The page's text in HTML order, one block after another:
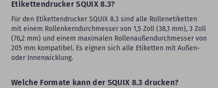
Etikettendrucker SQUIX 8.3?
Für den Etikettendrucker SQUIX 8.3 sind alle Rollenetiketten
mit einem Rollenkerndurchmesser von 1,5 Zoll (38,1 mm), 3 Zoll
(76,2 mm) und einem maximalen Rollenaußendurchmesser von
205 mm kompatibel. Es eignen sich alle Etiketten mit Außen-
oder Innenwicklung.
Welche Formate kann der SQUIX 8.3 drucken?